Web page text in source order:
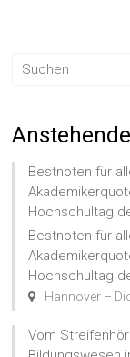
Bestnoten für
Hochschultag
Bestnoten für
Hochschultag
Hannover –
Vom